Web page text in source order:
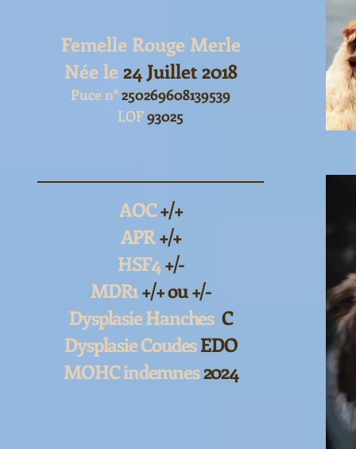
Femelle Rouge Merle
Née le 24 Juillet 2018
Puce n°250269608139539
LOF93025
AOC+/+
APR+/+
HSF4+/-
MDR1+/+ ou +/-
Dysplasie Hanches C
Dysplasie CoudesEDO
MOHC indemnes2024